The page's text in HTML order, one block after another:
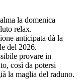
la domenica
relax.
anticipata dà la
del 2026.
provare in
così da potersi
la maglia del raduno.